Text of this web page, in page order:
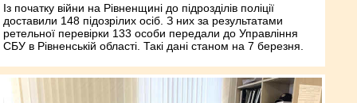
Із початку війни на Рівненщині до підрозділів поліції
доставили 148 підозрілих осіб. З них за результатами
ретельної перевірки 133 особи передали до Управління
СБУ в Рівненській області. Такі дані станом на 7 березня.